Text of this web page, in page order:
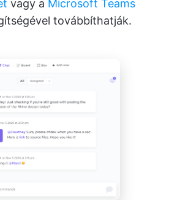
vagy a Microsoft Teams
továbbíthatják.